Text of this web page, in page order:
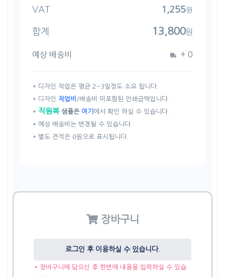
VAT 1,255원
합계 13,800원
예상 배송비 + 0
* 디자인 작업은 평균 2~3일정도 소요 됩니다.
* 디자인 작업비 /배송비 미포함된 인쇄금액입니다.
* 직원복샘플은 여기 에서 확인 하실 수 있습니다.
* 예상 배송비는 변경될 수 있습니다.
* 별도 견적은 0원으로 표시됩니다.
장바구니
로그인 후 이용하실 수 있습니다.
* 장바구니에 담으신 후 한번에 내용을 입력하실 수 있습